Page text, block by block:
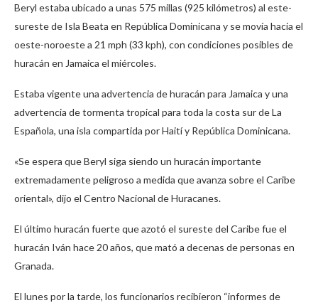
Beryl estaba ubicado a unas 575 millas (925 kilómetros) al este-
sureste de Isla Beata en República Dominicana y se movía hacia el
oeste-noroeste a 21 mph (33 kph), con condiciones posibles de
huracán en Jamaica el miércoles.
Estaba vigente una advertencia de huracán para Jamaica y una
advertencia de tormenta tropical para toda la costa sur de La
Española, una isla compartida por Haití y República Dominicana.
«Se espera que Beryl siga siendo un huracán importante
extremadamente peligroso a medida que avanza sobre el Caribe
oriental», dijo el Centro Nacional de Huracanes.
El último huracán fuerte que azotó el sureste del Caribe fue el
huracán Iván hace 20 años, que mató a decenas de personas en
Granada.
El lunes por la tarde, los funcionarios recibieron “informes de